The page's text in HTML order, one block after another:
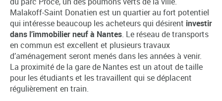
Malakoff-Saint Donatien est un quartier au fort potentiel
qui intéresse beaucoup les acheteurs qui désirent investir
dans l’immobilier neuf à Nantes. Le réseau de transports
en commun est excellent et plusieurs travaux
d’aménagement seront menés dans les années à venir.
La proximité de la gare de Nantes est un atout de taille
pour les étudiants et les travaillent qui se déplacent
régulièrement en train.